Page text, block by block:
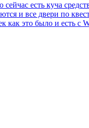
есть куча
и все двери по
это было и есть с